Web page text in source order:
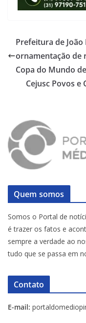
Prefeitura de
ornamentação de
Copa do Mundo
Cejusc Povos
Quem somos
Somos o Portal de
é trazer os fatos e
sempre a verdade ao
tudo que se passa em
Contato
E-mail: